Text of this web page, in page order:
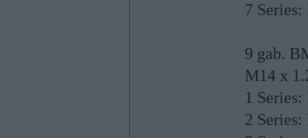
​7
9 gab.
M14 x
​1 Series:
​2